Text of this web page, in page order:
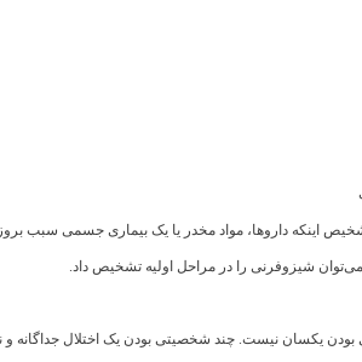
اینکه داروها، مواد مخدر یا یک بیماری جسمی سبب
یکسان نیست. چند شخصیتی بودن یک اختلال جداگانه و